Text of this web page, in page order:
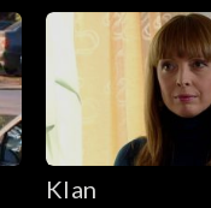
1101–1200
1001–1100
901–1000
Klan